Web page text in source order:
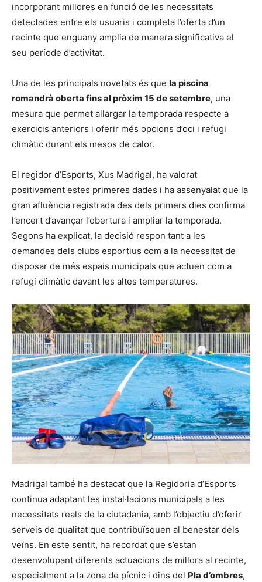
incorporant millores en funció de les necessitats
detectades entre els usuaris i completa l’oferta d’un
recinte que enguany amplia de manera significativa el
seu període d’activitat.
Una de les principals novetats és que la piscina
romandrà oberta fins al pròxim 15 de setembre, una
mesura que permet allargar la temporada respecte a
exercicis anteriors i oferir més opcions d’oci i refugi
climàtic durant els mesos de calor.
El regidor d’Esports, Xus Madrigal, ha valorat
positivament estes primeres dades i ha assenyalat que la
gran afluència registrada des dels primers dies confirma
l’encert d’avançar l’obertura i ampliar la temporada.
Segons ha explicat, la decisió respon tant a les
demandes dels clubs esportius com a la necessitat de
disposar de més espais municipals que actuen com a
refugi climàtic davant les altes temperatures.
Madrigal també ha destacat que la Regidoria d’Esports
continua adaptant les instal·lacions municipals a les
necessitats reals de la ciutadania, amb l’objectiu d’oferir
serveis de qualitat que contribuïsquen al benestar dels
veïns. En este sentit, ha recordat que s’estan
desenvolupant diferents actuacions de millora al recinte,
especialment a la zona de pícnic i dins del Pla d’ombres,